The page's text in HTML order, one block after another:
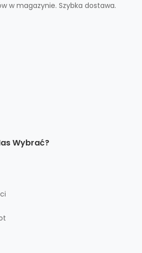
w magazynie. Szybka dostawa.
Wybrać?